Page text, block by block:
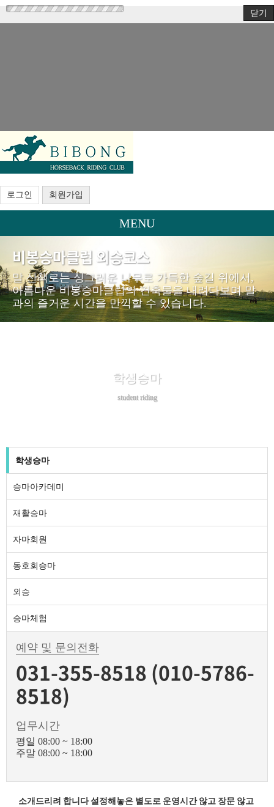
닫기
로그인 회원가입
MENU
비봉승마클럽 외승코스
말 산책로는 싱그러운 나무로 가득한 숲길 위에서,
아름다운 비봉승마클럽의 건축물을 내려다보며 말
과의 즐거운 시간을 만끽할 수 있습니다.
학생승마
student riding
학생승마
승마아카데미
재활승마
자마회원
동호회승마
외승
승마체험
예약 및 문의전화
031-355-8518 (010-5786-
8518)
업무시간
평일 08:00 ~ 18:00
주말 08:00 ~ 18:00
소개드리려 합니다 설정해놓은 별도로 운영시간 않고 장문 않고